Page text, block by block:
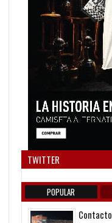
TWITTER
POPULAR
Contacto